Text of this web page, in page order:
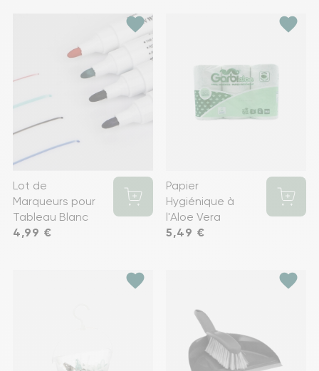
favorite
Lot de
Marqueurs pour
Tableau Blanc
Prix
4,99 €
favorite
Papier
Hygiénique à
l'Aloe Vera
Prix
5,49 €
favorite favorite